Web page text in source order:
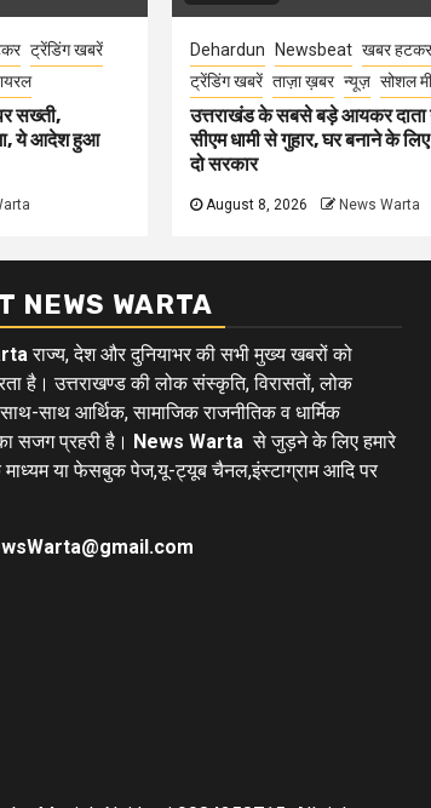
ट्रेंडिंग खबरें
सख्ती,
ये आदेश हुआ
Dehardun Newsbeat खबर हटकर
ट्रेंडिंग खबरें ताज़ा ख़बर न्यूज़ सोशल
उत्तराखंड के सबसे बड़े आयकर
सीएम धामी से गुहार, घर बनाने के
दो सरकार
August 8, 2026 News Warta
NEWS WARTA
राज्य, देश और दुनियाभर की सभी मुख्य खबरों को
है। उत्तराखण्ड की लोक संस्कृति, विरासतों, लोक
साथ आर्थिक, सामाजिक राजनीतिक व धार्मिक
सजग प्रहरी है। News Warta से जुड़ने के लिए हमारे
या फेसबुक पेज,यू-ट्यूब चैनल,इंस्टाग्राम आदि पर